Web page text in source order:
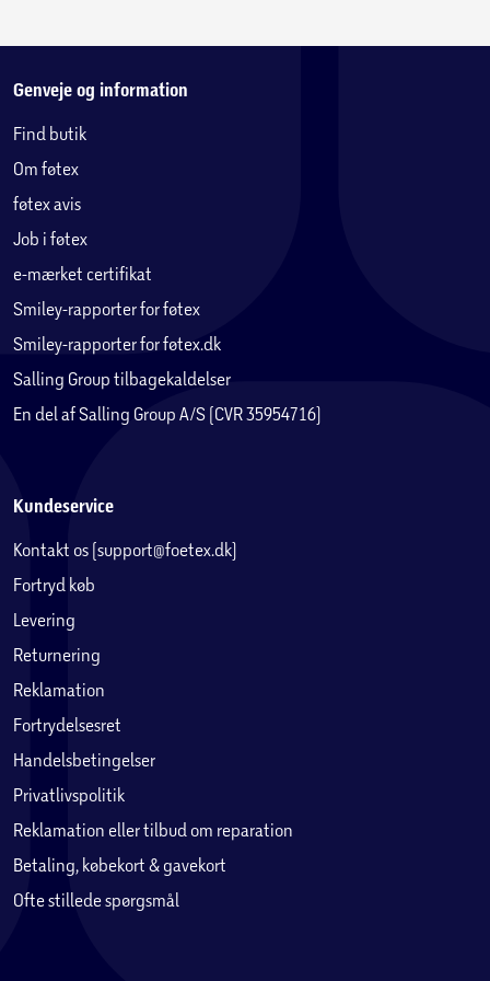
Genveje og information
Find butik
Om føtex
føtex avis
Job i føtex
e-mærket certifikat
Smiley-rapporter for føtex
Smiley-rapporter for føtex.dk
Salling Group tilbagekaldelser
En del af Salling Group A/S (CVR 35954716)
Kundeservice
Kontakt os (support@foetex.dk)
Fortryd køb
Levering
Returnering
Reklamation
Fortrydelsesret
Handelsbetingelser
Privatlivspolitik
Reklamation eller tilbud om reparation
Betaling, købekort & gavekort
Ofte stillede spørgsmål